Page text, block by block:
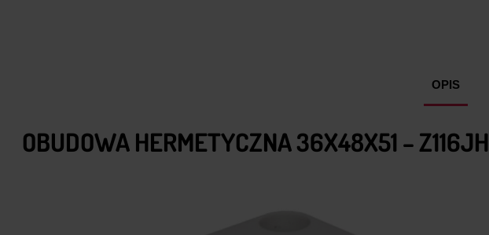
OPIS
OBUDOWA HERMETYCZNA 36X48X51 – Z116JH